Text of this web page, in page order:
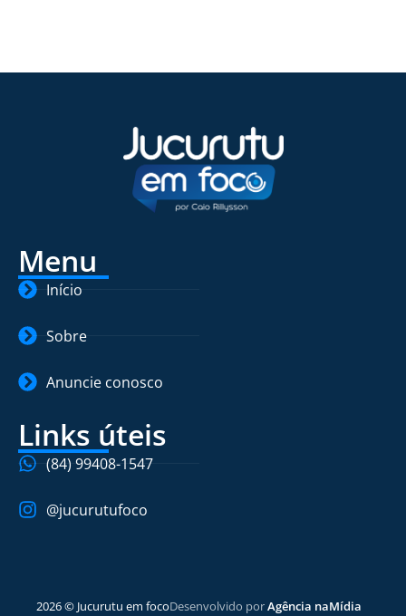
Menu
Início
Sobre
Anuncie conosco
Links úteis
(84) 99408-1547
@jucurutufoco
2026 © Jucurutu em focoDesenvolvido porAgência naMídia